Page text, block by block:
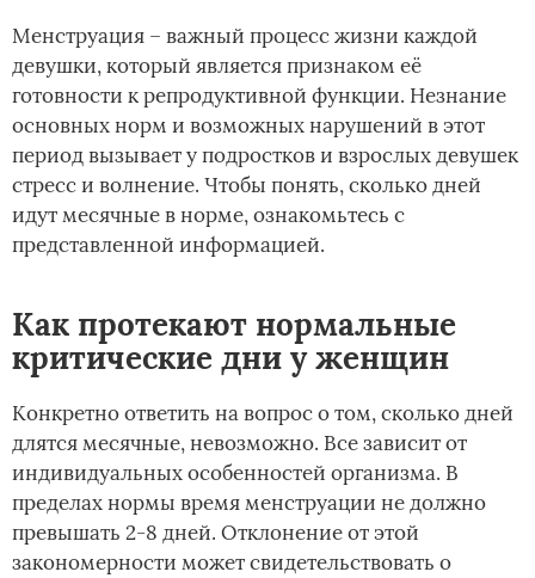
Менструация – важный процесс жизни каждой
девушки, который является признаком её
готовности к репродуктивной функции. Незнание
основных норм и возможных нарушений в этот
период вызывает у подростков и взрослых девушек
стресс и волнение. Чтобы понять, сколько дней
идут месячные в норме, ознакомьтесь с
представленной информацией.
Как протекают нормальные
критические дни у женщин
Конкретно ответить на вопрос о том, сколько дней
длятся месячные, невозможно. Все зависит от
индивидуальных особенностей организма. В
пределах нормы время менструации не должно
превышать 2-8 дней. Отклонение от этой
закономерности может свидетельствовать о